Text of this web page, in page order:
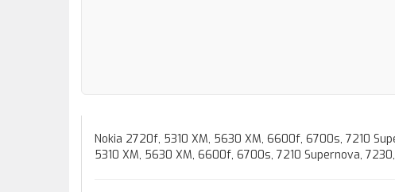
Nokia 2720f, 5310 XM, 5630 XM, 6600f, 6700s, 7210
5310 XM, 5630 XM, 6600f, 6700s, 7210 Supernova,